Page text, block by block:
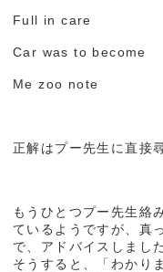
Full in care
Car was to become
Me zoo note
正解はプー先生に直接
もうひとつプー先生絡
ているようですが、真
で、アドバイスしました
そうすると、「わかり